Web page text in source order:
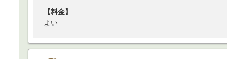
【料金】
よい